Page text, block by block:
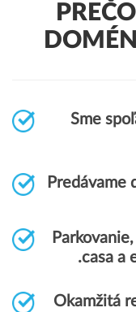
Sme
Predávame
.casa a
Okamžitá